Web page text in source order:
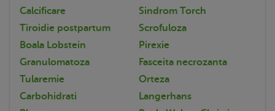
Calcificare
Sindrom Torch
Tiroidie postpartum
Scrofuloza
Boala Lobstein
Pirexie
Granulomatoza
Fasceita necrozanta
Tularemie
Orteza
Carbohidrati
Langerhans